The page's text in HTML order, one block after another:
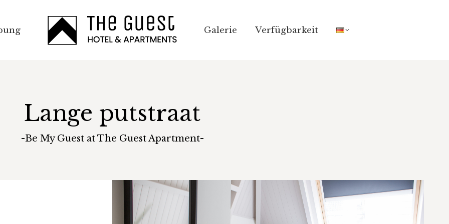
Galerie Verfügbarkeit
Lange putstraat
-Be My Guest at The Guest Apartment-
Galerie Verfügbarkeit